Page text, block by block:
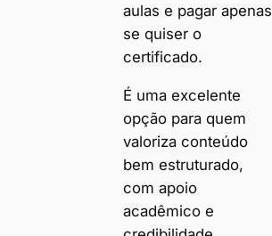
aulas e pagar apenas
se quiser o
certificado.
É uma excelente
opção para quem
valoriza conteúdo
bem estruturado,
com apoio
acadêmico e